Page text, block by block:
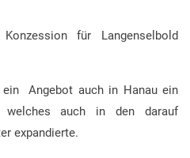
für Langenselbold
ein Angebot auch in Hanau ein
welches auch in den darauf
expandierte.